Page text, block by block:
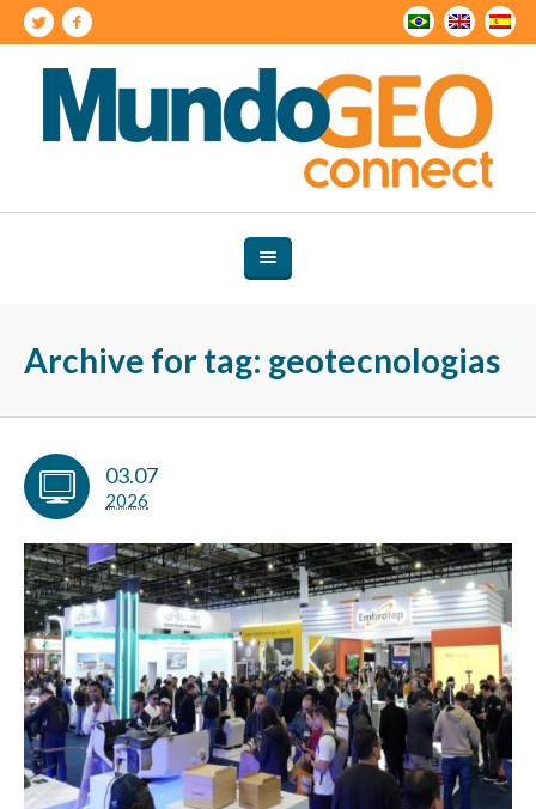
Archive for tag: geotecnologias
03.07
2026